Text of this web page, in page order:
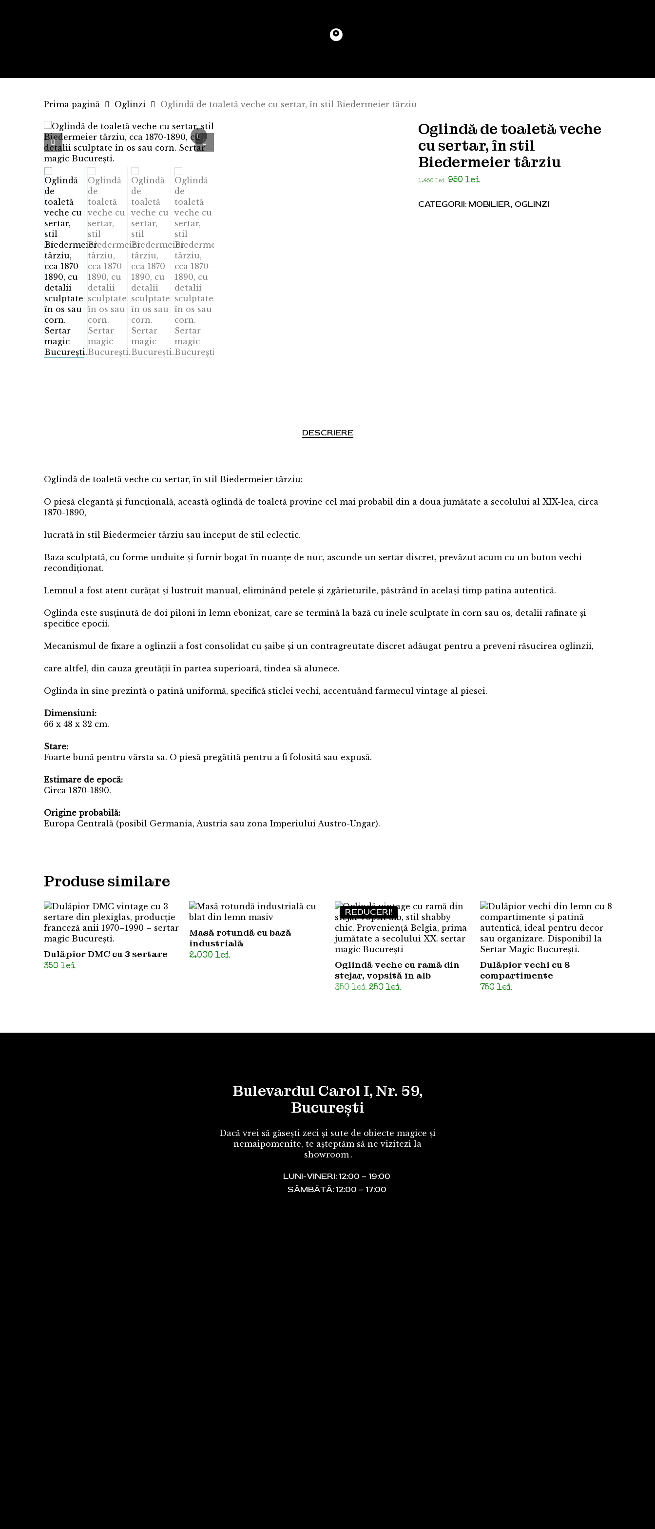
Prima pagină Oglinzi Oglindă de toaletă veche cu sertar, în stil Biedermeier târziu
Oglindă de toaletă veche
cu sertar, în stil
Biedermeier târziu
1.450lei Prețul
a
950leiPrețul
este:
CATEGORII:MOBILIER, OGLINZI
DESCRIERE
Oglindă de toaletă veche cu sertar, în stil Biedermeier târziu:
O piesă elegantă și funcțională, această oglindă de toaletă provine cel mai probabil din a doua jumătate a secolului al XIX-lea, circa
1870-1890,
lucrată în stil Biedermeier târziu sau început de stil eclectic.
Baza sculptată, cu forme unduite și furnir bogat în nuanțe de nuc, ascunde un sertar discret, prevăzut acum cu un buton vechi
recondiționat.
Lemnul a fost atent curățat și lustruit manual, eliminând petele și zgârieturile, păstrând în același timp patina autentică.
Oglinda este susținută de doi piloni în lemn ebonizat, care se termină la bază cu inele sculptate în corn sau os, detalii rafinate și
specifice epocii.
Mecanismul de fixare a oglinzii a fost consolidat cu șaibe și un contragreutate discret adăugat pentru a preveni răsucirea oglinzii,
care altfel, din cauza greutății în partea superioară, tindea să alunece.
Oglinda în sine prezintă o patină uniformă, specifică sticlei vechi, accentuând farmecul vintage al piesei.
Dimensiuni:
66 x 48 x 32 cm.
Stare:
Foarte bună pentru vârsta sa. O piesă pregătită pentru a fi folosită sau expusă.
Estimare de epocă:
Circa 1870-1890.
Origine probabilă:
Europa Centrală (posibil Germania, Austria sau zona Imperiului Austro-Ungar).
Produse similare
Dulăpior DMC cu 3 sertare
350 lei
Masă rotundă cu bază
industrială
2.000lei
REDUCERI!
Oglindă veche cu ramă din
stejar, vopsită în alb
350lei Prețul
250 leiPrețul
Dulăpior vechi cu 8
compartimente
750 lei
Bulevardul Carol I, Nr. 59,
București
Dacă vrei să găsești zeci și sute de obiecte magice și
nemaipomenite, te așteptăm să ne vizitezi la
showroom .
LUNI-VINERI: 12:00 – 19:00
SÂMBĂTĂ: 12:00 – 17:00